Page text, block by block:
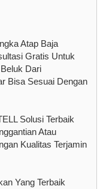
Atap Baja
Gratis Untuk
Dari
Bisa Sesuai Dengan
Solusi Terbaik
Atau
Kualitas Terjamin
Yang Terbaik